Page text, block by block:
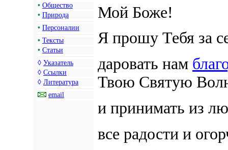
• Общество
• Природа
• Персоналии
• Тексты
• Статьи
◊ Указатель
◊ Ссылки
◊ Литература
email
Мой Боже!
Я прошу Тебя за
даровать нам
Твою Святую
и принимать из
все радости и